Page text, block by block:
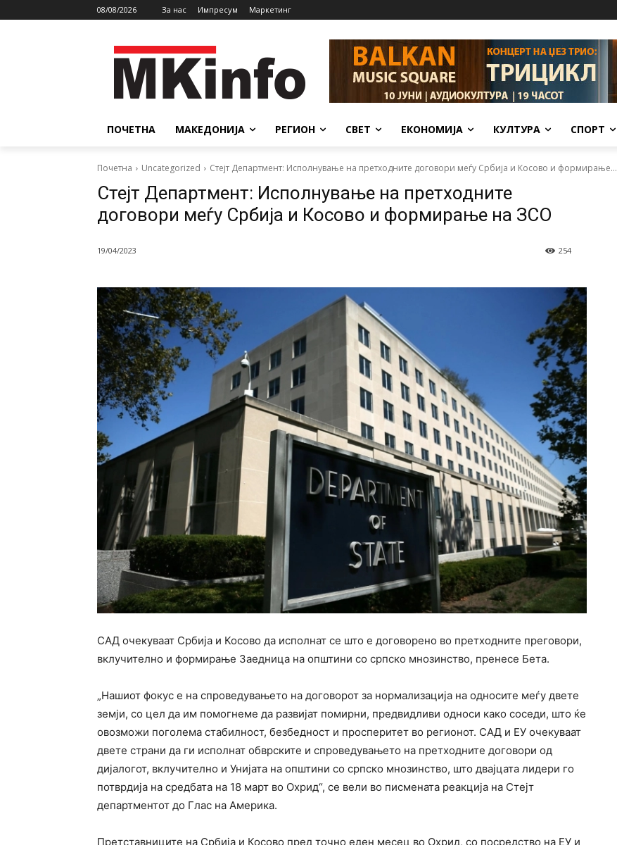
08/08/2026 За нас Импресум Маркетинг
ПОЧЕТНА МАКЕДОНИЈА РЕГИОН СВЕТ ЕКОНОМИЈА КУЛТУРА СПОРТ
Почетна Uncategorized Стејт Департмент: Исполнување на претходните договори меѓу Србија и Косово и формирање...
Стејт Департмент: Исполнување на претходните
договори меѓу Србија и Косово и формирање на ЗСО
19/04/2023 254
САД очекуваат Србија и Косово да исполнат се што е договорено во претходните преговори,
вклучително и формирање Заедница на општини со српско мнозинство, пренесе Бета.
„Нашиот фокус е на спроведувањето на договорот за нормализација на односите меѓу двете
земји, со цел да им помогнеме да развијат помирни, предвидливи односи како соседи, што ќе
овозможи поголема стабилност, безбедност и просперитет во регионот. САД и ЕУ очекуваат
двете страни да ги исполнат обврските и спроведувањето на претходните договори од
дијалогот, вклучително и Унијата на општини со српско мнозинство, што двајцата лидери го
потврдија на средбата на 18 март во Охрид“, се вели во писмената реакција на Стејт
департментот до Глас на Америка.
Претставниците на Србија и Косово пред точно еден месец во Охрид, со посредство на ЕУ и